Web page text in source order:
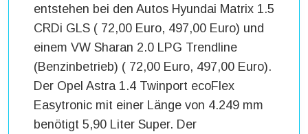
entstehen bei den Autos Hyundai Matrix 1.5
CRDi GLS ( 72,00 Euro, 497,00 Euro) und
einem VW Sharan 2.0 LPG Trendline
(Benzinbetrieb) ( 72,00 Euro, 497,00 Euro).
Der Opel Astra 1.4 Twinport ecoFlex
Easytronic mit einer Länge von 4.249 mm
benötigt 5,90 Liter Super. Der